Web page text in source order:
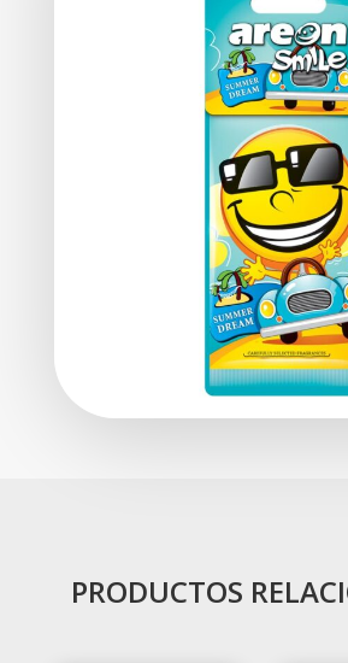
PRODUCTOS